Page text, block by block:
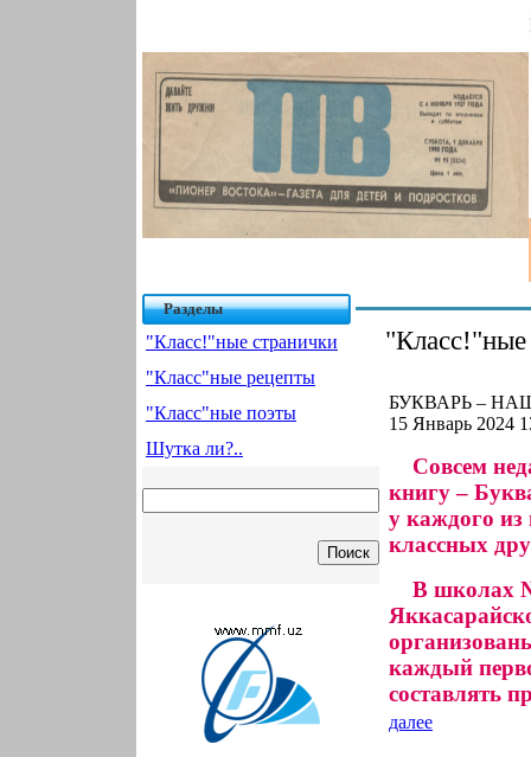
Разделы
"Класс!"ные странички
"Класс"ные рецепты
"Класс"ные поэты
Шутка ли?..
"Класс!"ные
БУКВАРЬ –
15 Январь 2024
Совсем
книгу –
у каждого из
классных
В школах №
каждый
составлять
далее